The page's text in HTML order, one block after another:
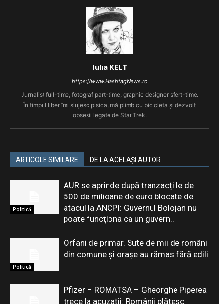
Iulia KELT
https://www.HashtagNews.ro
Jurnalist full-time, fotograf part-time, graphic designer sfert-time.
În timpul liber îmi slujesc pisica, mă plimb cu bicicleta și dezvolt
obsesii legate de Star Trek.
ARTICOLE SIMILARE DE LA ACELAȘI AUTOR
Politică
AUR se aprinde după tranzacțiile de
500 de milioane de euro blocate de
atacul la ANCPI: Guvernul Bolojan nu
poate funcţiona ca un guvern...
Politică
Orfani de primar. Sute de mii de români
din comune și orașe au rămas fără edili
Pfizer – ROMATSA – Gheorghe Piperea
trece la acuzații: Românii plătesc